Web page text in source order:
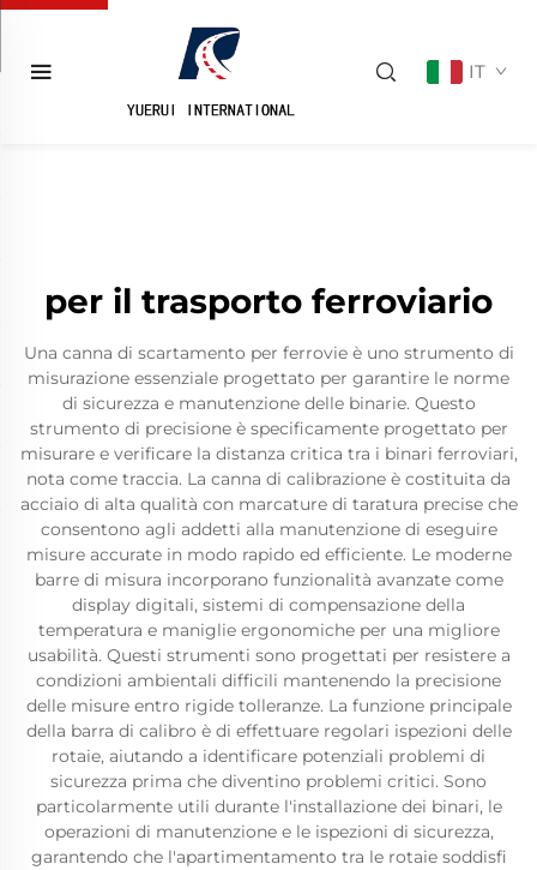
IT
per il trasporto ferroviario
Una canna di scartamento per ferrovie è uno strumento di
misurazione essenziale progettato per garantire le norme
di sicurezza e manutenzione delle binarie. Questo
strumento di precisione è specificamente progettato per
misurare e verificare la distanza critica tra i binari ferroviari,
nota come traccia. La canna di calibrazione è costituita da
acciaio di alta qualità con marcature di taratura precise che
consentono agli addetti alla manutenzione di eseguire
misure accurate in modo rapido ed efficiente. Le moderne
barre di misura incorporano funzionalità avanzate come
display digitali, sistemi di compensazione della
temperatura e maniglie ergonomiche per una migliore
usabilità. Questi strumenti sono progettati per resistere a
condizioni ambientali difficili mantenendo la precisione
delle misure entro rigide tolleranze. La funzione principale
della barra di calibro è di effettuare regolari ispezioni delle
rotaie, aiutando a identificare potenziali problemi di
sicurezza prima che diventino problemi critici. Sono
particolarmente utili durante l'installazione dei binari, le
operazioni di manutenzione e le ispezioni di sicurezza,
garantendo che l'apartimentamento tra le rotaie soddisfi